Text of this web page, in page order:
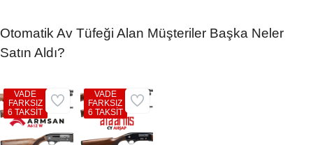
Otomatik Av Tüfeği Alan Müşteriler Başka Neler
Satın Aldı?
VADE
FARKSIZ
6 TAKSİT
VADE
FARKSIZ
6 TAKSİT